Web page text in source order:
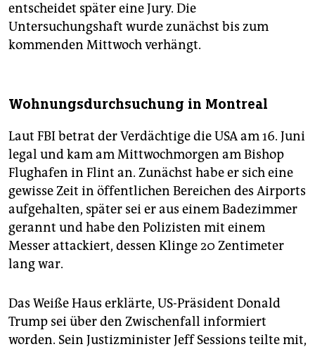
entscheidet später eine Jury. Die
Untersuchungshaft wurde zunächst bis zum
kommenden Mittwoch verhängt.
Wohnungsdurchsuchung in Montreal
Laut FBI betrat der Verdächtige die USA am 16. Juni
legal und kam am Mittwochmorgen am Bishop
Flughafen in Flint an. Zunächst habe er sich eine
gewisse Zeit in öffentlichen Bereichen des Airports
aufgehalten, später sei er aus einem Badezimmer
gerannt und habe den Polizisten mit einem
Messer attackiert, dessen Klinge 20 Zentimeter
lang war.
Das Weiße Haus erklärte, US-Präsident Donald
Trump sei über den Zwischenfall informiert
worden. Sein Justizminister Jeff Sessions teilte mit,